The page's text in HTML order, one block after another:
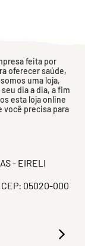
feita por
oferecer saúde,
uma loja,
dia a dia, a fim
esta loja online
você precisa para
- EIRELI
CEP: 05020-000